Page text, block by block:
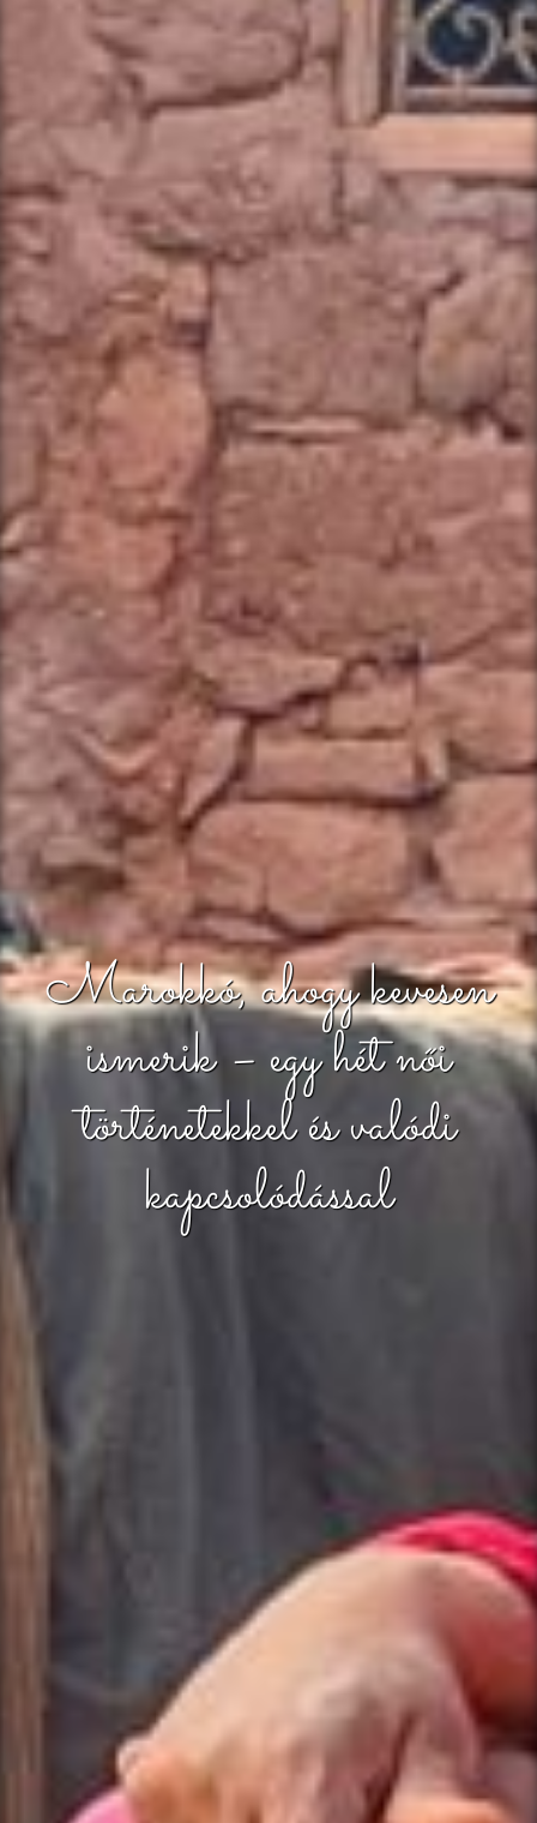
Marokkó, ahogy kevesen
ismerik – egy hét női
történetekkel és valódi
kapcsolódással